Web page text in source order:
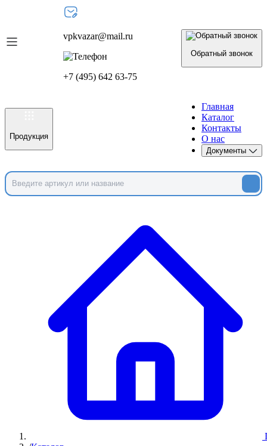
vpkvazar@mail.ru
+7 (495) 642 63-75
Обратный звонок
Продукция
Главная
Каталог
Контакты
О нас
Документы